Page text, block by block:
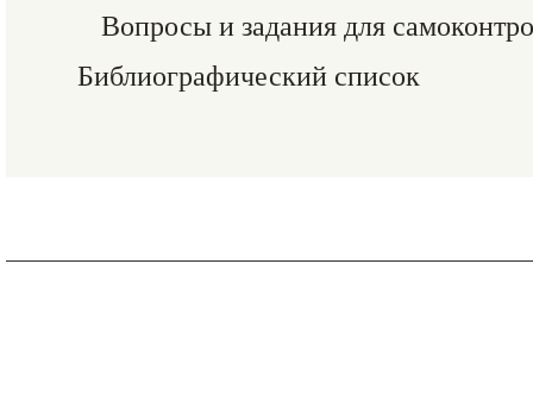
Вопросы и задания для
Библиографический список